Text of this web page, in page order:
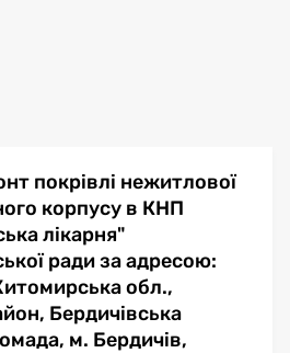
покрівлі нежитлової
корпусу в КНП
лікарня"
ради за адресою:
обл.,
Бердичівська
м. Бердичів,